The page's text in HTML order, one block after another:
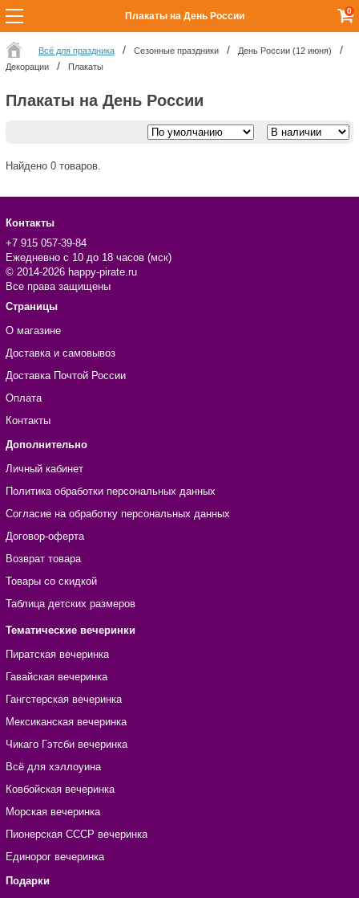
Всё для праздника Сезонные праздники
День России (12 июня)
Декорации
Плакаты
Плакаты на День России
Найдено 0 товаров.
Контакты
+7 915 057-39-84
Ежедневно с 10 до 18 часов (мск)
© 2014-2026 happy-pirate.ru
Все права защищены
Страницы
О магазине
Доставка и самовывоз
Доставка Почтой России
Оплата
Контакты
Дополнительно
Личный кабинет
Политика обработки персональных данных
Согласие на обработку персональных данных
Договор-оферта
Возврат товара
Товары со скидкой
Таблица детских размеров
Тематические вечеринки
Пиратская вечеринка
Гавайская вечеринка
Гангстерская вечеринка
Мексиканская вечеринка
Чикаго Гэтсби вечеринка
Всё для хэллоуина
Ковбойская вечеринка
Морская вечеринка
Пионерская СССР вечеринка
Единорог вечеринка
Подарки
Плакаты на День России 0